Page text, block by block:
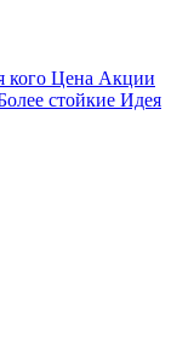
кого Цена Акции
стойкие Идея